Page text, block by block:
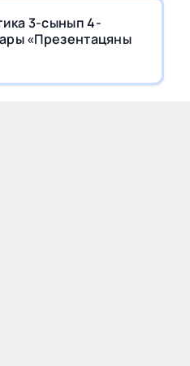
3-сынып 4-
«Презентацяны